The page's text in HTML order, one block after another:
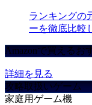
ランキングの
ーを徹底比較
Amazonで買えるお
詳細を見る
攻略取扱いゲーム
家庭用ゲーム機